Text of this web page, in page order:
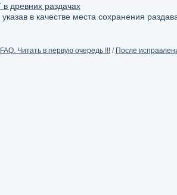
древних раздачах
в качестве места сохранения
Читать в первую очередь !!!/ После